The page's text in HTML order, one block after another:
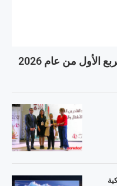
الأول من عام 2026